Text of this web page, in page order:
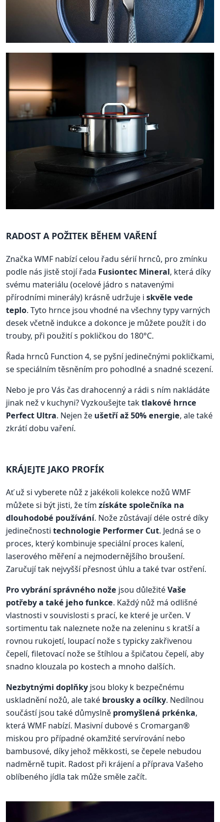
RADOST A POŽITEK BĚHEM VAŘENÍ
Značka WMF nabízí celou řadu sérií hrnců, pro zmínku
podle nás jistě stojí řada Fusiontec Mineral, která díky
svému materiálu (ocelové jádro s natavenými
přírodními minerály) krásně udržuje i skvěle vede
teplo. Tyto hrnce jsou vhodné na všechny typy varných
desek včetně indukce a dokonce je můžete použít i do
trouby, při použití s pokličkou do 180°C.
Řada hrnců Function 4, se pyšní jedinečnými pokličkami,
se speciálním těsněním pro pohodlné a snadné scezení.
Nebo je pro Vás čas drahocenný a rádi s ním nakládáte
jinak než v kuchyni? Vyzkoušejte taktlakové hrnce
Perfect Ultra. Nejen že ušetří až 50% energie, ale také
zkrátí dobu vaření.
KRÁJEJTE JAKO PROFÍK
Ať už si vyberete nůž z jakékoli kolekce nožů WMF
můžete si být jisti, že tím získáte společníka na
dlouhodobé používání. Nože zůstávají déle ostré díky
jedinečnosti technologie Performer Cut. Jedná se o
proces, který kombinuje speciální proces kalení,
laserového měření a nejmodernějšího broušení.
Zaručují tak nejvyšší přesnost úhlu a také tvar ostření.
Pro vybrání správného nože jsou důležitéVaše
potřeby a také jeho funkce. Každý nůž má odlišné
vlastnosti v souvislosti s prací, ke které je určen. V
sortimentu tak naleznete nože na zeleninu s kratší a
rovnou rukojetí, loupací nože s typicky zakřivenou
čepelí, filetovací nože se štíhlou a špičatou čepelí, aby
snadno klouzala po kostech a mnoho dalších.
Nezbytnými doplňky jsou bloky k bezpečnému
uskladnění nožů, ale také brousky a ocílky. Nedílnou
součástí jsou také důmyslně promyšlená prkénka,
která WMF nabízí. Masivní dubové s Cromargan®
miskou pro případné okamžité servírování nebo
bambusové, díky jehož měkkosti, se čepele nebudou
nadměrně tupit. Radost při krájení a příprava Vašeho
oblíbeného jídla tak může směle začít.